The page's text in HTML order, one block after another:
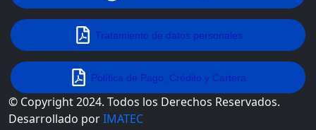
Tratamiento de datos personales
Política de Pago, Crédito y Cartera
© Copyright 2024. Todos los Derechos Reservados.
Desarrollado porIMATEC